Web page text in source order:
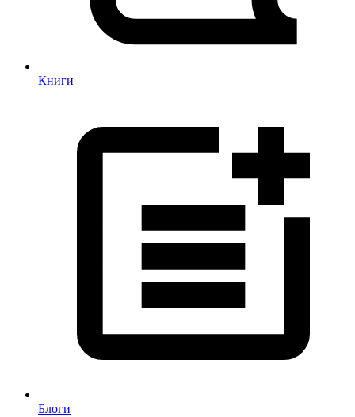
Книги
Блоги